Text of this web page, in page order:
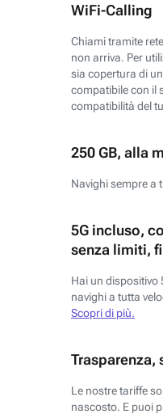
WiFi-Calling
Chiami tramite
non arriva. Per
sia copertura di
compatibile con il
compatibilità del
250 GB, alla
Navighi sempre a
5G incluso,
senza limiti,
Hai un dispositivo
navighi a tutta
Scopri di più.
Trasparenza,
Le nostre tariffe
nascosto. E puoi